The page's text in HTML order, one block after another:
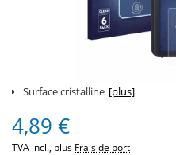
Surface cristalline [plus]
4,89 €
TVA incl., plus Frais de port